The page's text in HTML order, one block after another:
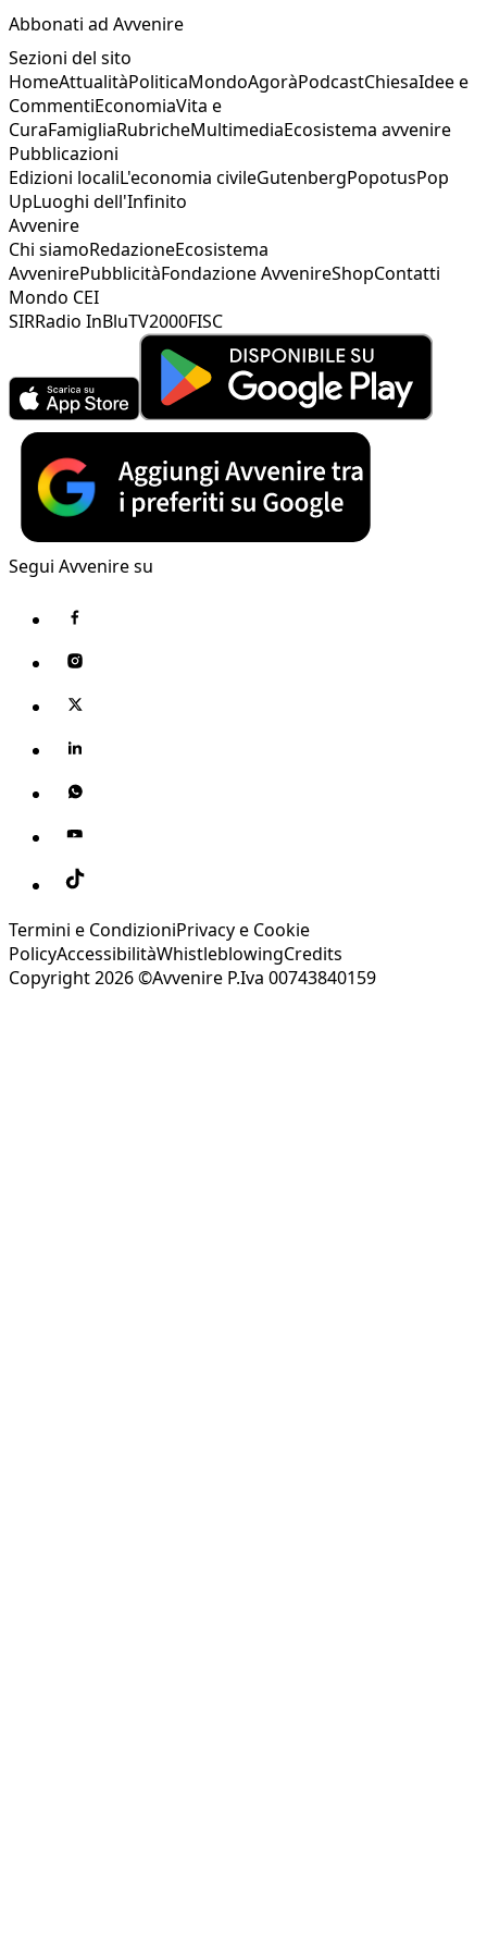
Abbonati ad Avvenire
Sezioni del sito
HomeAttualitàPoliticaMondoAgoràPodcastChiesaIdee e
CommentiEconomiaVita e
CuraFamigliaRubricheMultimediaEcosistema avvenire
Pubblicazioni
Edizioni localiL'economia civileGutenbergPopotusPop
UpLuoghi dell'Infinito
Avvenire
Chi siamoRedazioneEcosistema
AvvenirePubblicitàFondazione AvvenireShopContatti
Mondo CEI
SIRRadio InBluTV2000FISC
Segui Avvenire su
Termini e CondizioniPrivacy e Cookie
PolicyAccessibilitàWhistleblowingCredits
Copyright 2026 ©Avvenire P.Iva 00743840159